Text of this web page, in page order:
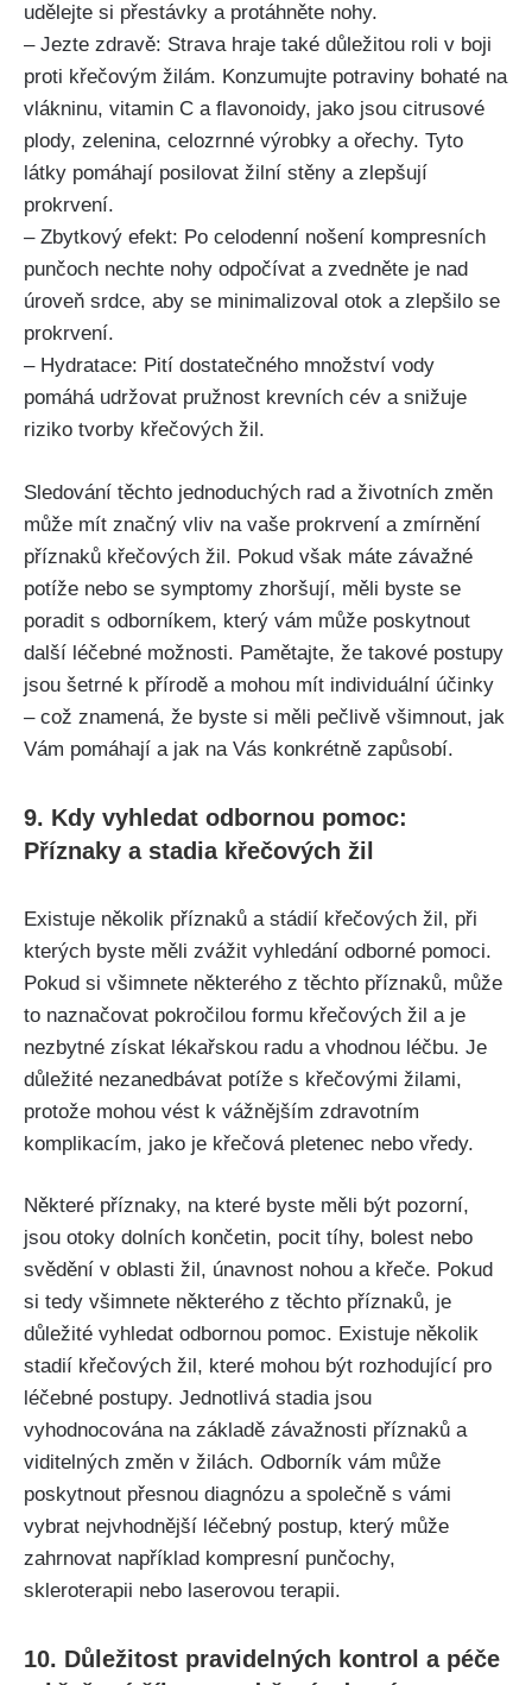
⁤udělejte si‍ přestávky a protáhněte nohy.
– Jezte zdravě: ⁣Strava hraje​ také důležitou roli v boji
proti ‌křečovým žilám. Konzumujte ‍potraviny bohaté na
⁢vlákninu, vitamin⁣ C⁣ a flavonoidy, ⁣jako jsou ‍citrusové
plody, zelenina, celozrnné výrobky a ořechy.‌ Tyto
látky ‌pomáhají ⁣posilovat ‍žilní stěny a zlepšují
prokrvení.
– Zbytkový ⁤efekt: Po celodenní nošení​ kompresních
punčoch nechte nohy odpočívat ‍a zvedněte⁣ je ​nad
úroveň srdce, aby ⁣se minimalizoval otok a zlepšilo se
prokrvení.
– Hydratace: Pití ⁢dostatečného​ množství ⁣vody
pomáhá ‍udržovat pružnost krevních cév a snižuje
riziko tvorby křečových žil.
Sledování těchto jednoduchých rad a⁣ životních změn
může‌ mít značný vliv na ‍vaše prokrvení a zmírnění
příznaků křečových žil. Pokud však máte závažné⁢
potíže nebo se symptomy zhoršují, ⁣měli‍ byste se
poradit s​ odborníkem,⁤ který vám může poskytnout
další léčebné možnosti. Pamětajte, že takové postupy
jsou šetrné k přírodě a‌ mohou mít individuální účinky
‌– ​což znamená, že byste si měli​ pečlivě všimnout, ⁤jak
Vám pomáhají a jak na ⁢Vás konkrétně zapůsobí.
9. Kdy vyhledat odbornou pomoc:
Příznaky a stadia křečových⁣ žil
Existuje několik příznaků a stádií křečových žil, při
kterých byste měli zvážit vyhledání ⁣odborné pomoci.
Pokud si všimnete některého z těchto příznaků, může
to naznačovat⁢ pokročilou ⁣formu křečových žil a ‌je
‍nezbytné získat lékařskou radu a vhodnou léčbu. Je ​
důležité ‌nezanedbávat potíže s křečovými žilami,
protože mohou vést k vážnějším zdravotním
komplikacím, jako je křečová pletenec nebo vředy.
Některé ​příznaky, na které ‌byste měli být pozorní,
jsou otoky‌ dolních⁢ končetin, pocit tíhy, bolest nebo
svědění ​v oblasti žil, únavnost nohou a‌ křeče. Pokud
si tedy všimnete některého z těchto ⁣příznaků,⁢ je
důležité vyhledat odbornou pomoc. Existuje několik
stadií křečových⁤ žil, které mohou být⁣ rozhodující ​pro
léčebné postupy. Jednotlivá stadia jsou
vyhodnocována na základě závažnosti příznaků a
viditelných změn v žilách. Odborník vám ‌může
poskytnout přesnou⁣ diagnózu a společně s ​vámi
vybrat ‌nejvhodnější léčebný postup, ⁢který⁣ může
zahrnovat například kompresní punčochy,
skleroterapii nebo⁤ laserovou terapii.
10. Důležitost pravidelných kontrol a péče